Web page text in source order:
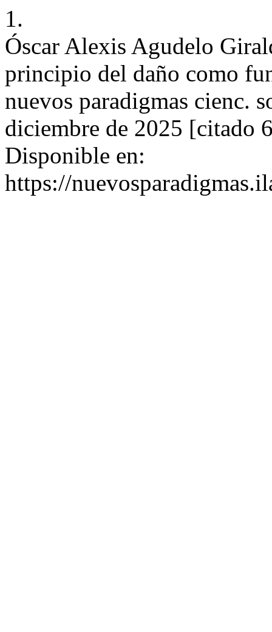
1.
Óscar Alexis Agudelo
principio del daño como
nuevos paradigmas cienc.
diciembre de 2025 [citado
Disponible en:
https://